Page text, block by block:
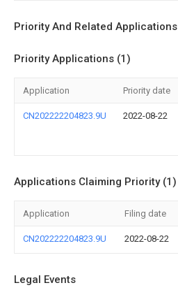
Priority And Related Applications
Priority Applications (1)
Application Priority date
CN202222204823.9U 2022-08-22
Applications Claiming Priority (1)
Application Filing date
CN202222204823.9U 2022-08-22
Legal Events